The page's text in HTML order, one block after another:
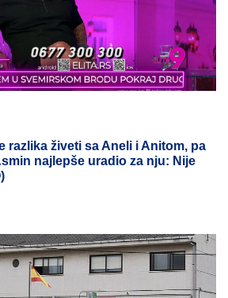
razlika živeti sa Aneli i Anitom, pa
najlepše uradio za nju: Nije